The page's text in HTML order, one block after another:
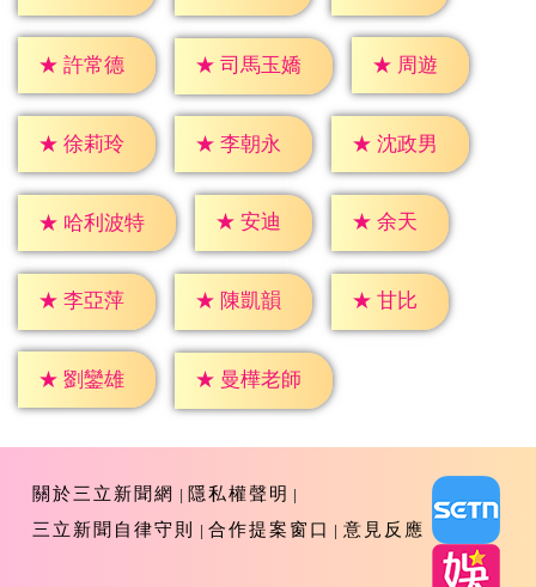
★ 許常德 ★ 司馬玉嬌 ★ 周遊
★ 徐莉玲 ★ 李朝永 ★ 沈政男
★ 哈利波特 ★ 安迪 ★ 余天
★ 李亞萍 ★ 陳凱韻 ★ 甘比
★ 劉鑾雄 ★ 曼樺老師
關於三立新聞網
隱私權聲明
三立新聞自律守則
合作提案窗口 意見反應